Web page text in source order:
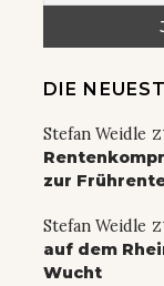
DIE
Stefan Weidle
zur
Stefan Weidle
auf dem
Wucht